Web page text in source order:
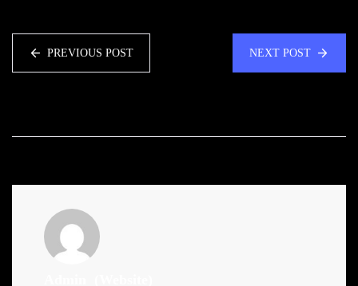
PREVIOUS POST NEXT POST